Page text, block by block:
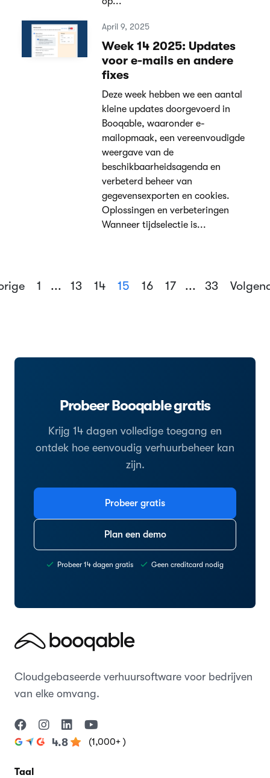
April 9, 2025
Week 14 2025: Updates
voor e-mails en andere
fixes
Deze week hebben we een aantal
kleine updates doorgevoerd in
Booqable, waaronder e-
mailopmaak, een vereenvoudigde
weergave van de
beschikbaarheidsagenda en
verbeterd beheer van
gegevensexporten en cookies.
Oplossingen en verbeteringen
Wanneer tijdselectie is...
1 ... 13 14 15 16 17 ... 33
Probeer Booqable gratis
Krijg 14 dagen volledige toegang en
ontdek hoe eenvoudig verhuurbeheer kan
zijn.
Probeer gratis
Plan een demo
Probeer 14 dagen gratis Geen creditcard nodig
Cloudgebaseerde verhuursoftware voor bedrijven
van elke omvang.
4.8 (1,000+ )
Taal